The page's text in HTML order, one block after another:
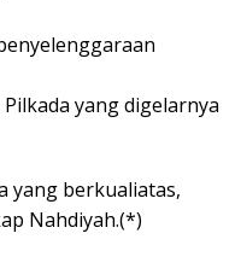
yang digelarnya
yang berkualiatas,
Nahdiyah.(*)